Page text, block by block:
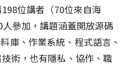
位講者（70位來自海
參加，講題涵蓋開放源碼
庫、作業系統、程式語言、
術，也有隱私、協作、職